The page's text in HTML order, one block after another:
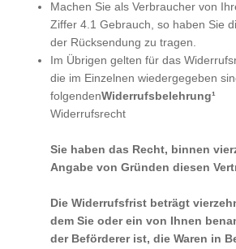
Machen Sie als Verbraucher von
Ziffer 4.1 Gebrauch, so haben Sie
der Rücksendung zu tragen.
Im Übrigen gelten für das
die im Einzelnen wiedergegeben
folgendenWiderrufsbelehrung¹
Widerrufsrecht
Sie haben das Recht, binnen
Angabe von Gründen diesen
Die Widerrufsfrist beträgt
dem Sie oder ein von Ihnen
der Beförderer ist, die Waren in